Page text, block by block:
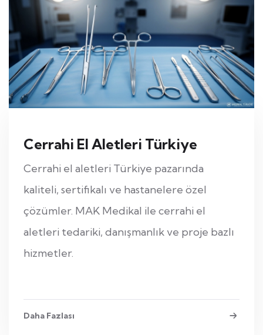
Cerrahi El Aletleri Türkiye
Cerrahi el aletleri Türkiye pazarında
kaliteli, sertifikalı ve hastanelere özel
çözümler. MAK Medikal ile cerrahi el
aletleri tedariki, danışmanlık ve proje bazlı
hizmetler.
Daha Fazlası